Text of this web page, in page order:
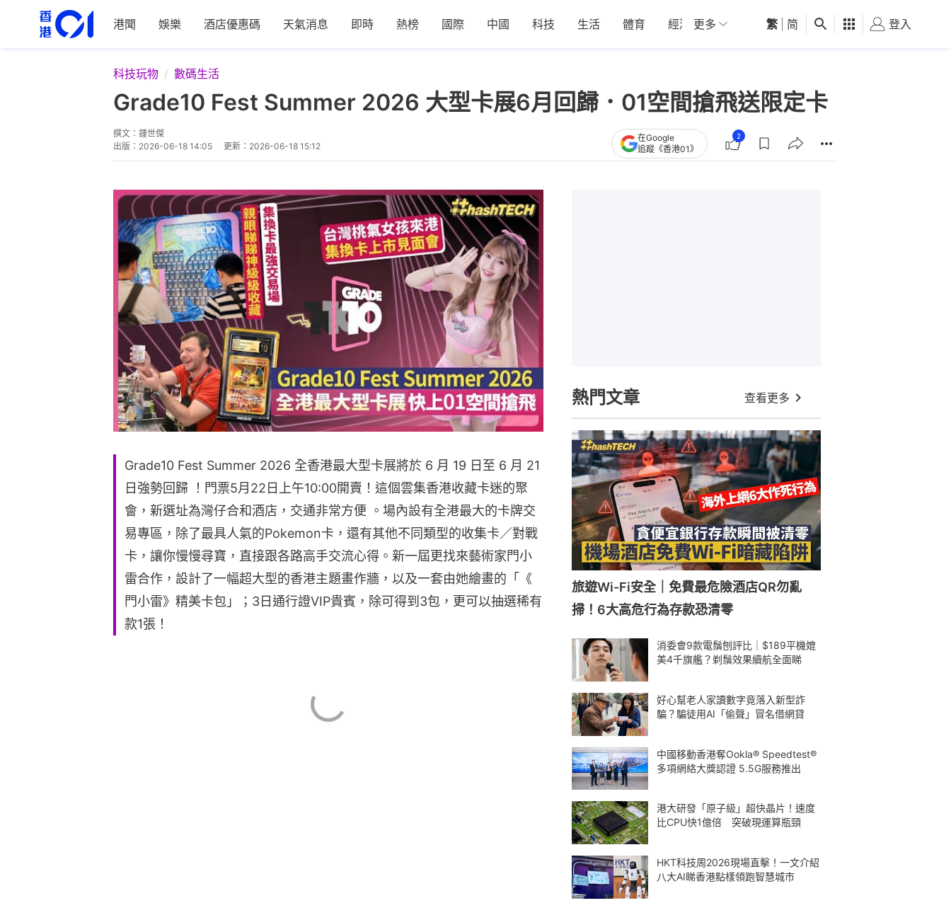
港聞 娛樂 酒店優惠碼 天氣消息 即時 熱榜 國際 中國 科技 生活 體育 經濟 01深圳 觀點 健康 好食玩飛
更多 繁 简 登入
科技玩物 數碼生活
Grade10 Fest Summer 2026 大型卡展6月回歸．01空間搶飛送限定卡
撰文： 鍾世傑
出版： 2026-06-18 14:05 更新： 2026-06-18 15:12
在Google
追蹤《香港01》
2
Grade10 Fest Summer 2026 全香港最大型卡展將於 6 月 19 日至 6 月 21
日強勢回歸 ！門票5月22日上午10:00開賣！這個雲集香港收藏卡迷的聚
會，新選址為灣仔合和酒店，交通非常方便 。場內設有全港最大的卡牌交
易專區，除了最具人氣的Pokemon卡，還有其他不同類型的收集卡／對戰
卡，讓你慢慢尋寶，直接跟各路高手交流心得。新一屆更找來藝術家門小
雷合作，設計了一幅超大型的香港主題畫作牆，以及一套由她繪畫的「《
門小雷》精美卡包」；3日通行證VIP貴賓，除可得到3包，更可以抽選稀有
款1張！
熱門文章 查看更多
旅遊Wi-Fi安全｜免費最危險酒店QR勿亂
掃！6大高危行為存款恐清零
消委會9款電鬚刨評比｜$189平機媲
美4千旗艦？剃鬚效果續航全面睇
好心幫老人家讀數字竟落入新型詐
騙？騙徒用AI「偷聲」冒名借網貸
中國移動香港奪Ookla® Speedtest®
多項網絡大獎認證 5.5G服務推出
港大研發「原子級」超快晶片！速度
比CPU快1億倍 突破現運算瓶頸
HKT科技周2026現場直擊！一文介紹
八大AI睇香港點樣領跑智慧城市